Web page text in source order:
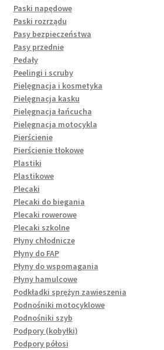
Paski napędowe
Paski rozrządu
Pasy bezpieczeństwa
Pasy przednie
Pedały
Peelingi i scruby
Pielęgnacja i kosmetyka
Pielęgnacja kasku
Pielęgnacja łańcucha
Pielęgnacja motocykla
Pierścienie
Pierścienie tłokowe
Plastiki
Plastikowe
Plecaki
Plecaki do biegania
Plecaki rowerowe
Plecaki szkolne
Płyny chłodnicze
Płyny do FAP
Płyny do wspomagania
Płyny hamulcowe
Podkładki sprężyn zawieszenia
Podnośniki motocyklowe
Podnośniki szyb
Podpory (kobyłki)
Podpory półosi